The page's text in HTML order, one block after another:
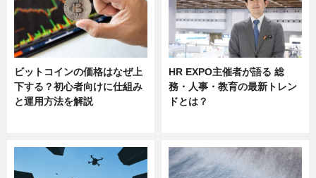
ビットコインの価格はなぜ上
下する？初心者向けに仕組み
と運用方法を解説
HR EXPO主催者が語る 総
務・人事・教育の最新トレン
ドとは？